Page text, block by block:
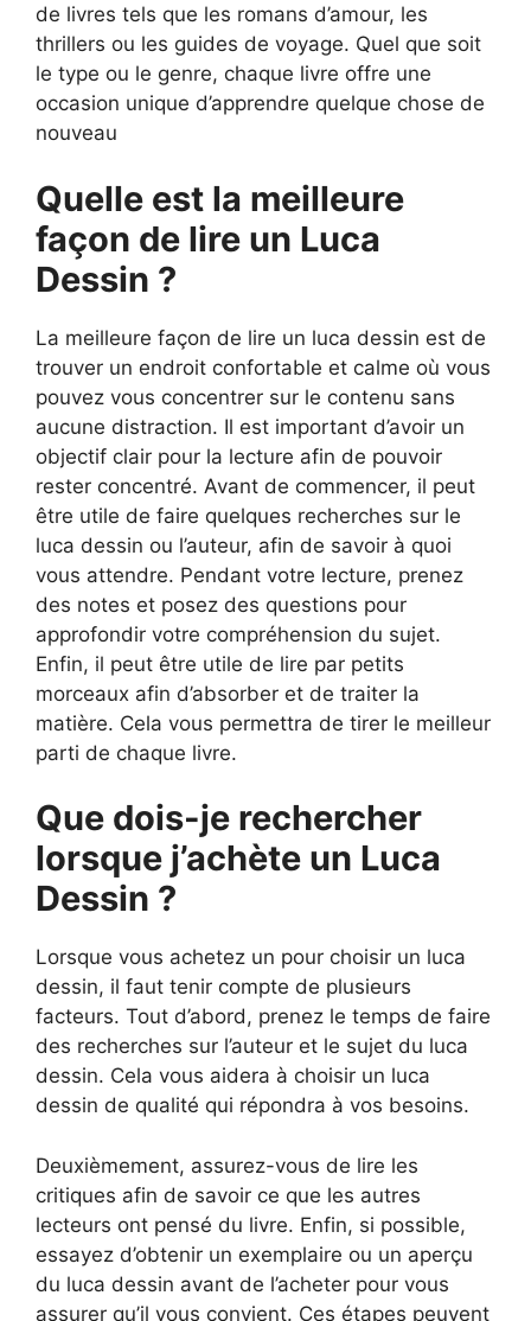
de livres tels que les romans d’amour, les
thrillers ou les guides de voyage. Quel que soit
le type ou le genre, chaque livre offre une
occasion unique d’apprendre quelque chose de
nouveau
Quelle est la meilleure
façon de lire un Luca
Dessin ?
La meilleure façon de lire un luca dessin est de
trouver un endroit confortable et calme où vous
pouvez vous concentrer sur le contenu sans
aucune distraction. Il est important d’avoir un
objectif clair pour la lecture afin de pouvoir
rester concentré. Avant de commencer, il peut
être utile de faire quelques recherches sur le
luca dessin ou l’auteur, afin de savoir à quoi
vous attendre. Pendant votre lecture, prenez
des notes et posez des questions pour
approfondir votre compréhension du sujet.
Enfin, il peut être utile de lire par petits
morceaux afin d’absorber et de traiter la
matière. Cela vous permettra de tirer le meilleur
parti de chaque livre.
Que dois-je rechercher
lorsque j’achète un Luca
Dessin ?
Lorsque vous achetez un pour choisir un luca
dessin, il faut tenir compte de plusieurs
facteurs. Tout d’abord, prenez le temps de faire
des recherches sur l’auteur et le sujet du luca
dessin. Cela vous aidera à choisir un luca
dessin de qualité qui répondra à vos besoins.
Deuxièmement, assurez-vous de lire les
critiques afin de savoir ce que les autres
lecteurs ont pensé du livre. Enfin, si possible,
essayez d’obtenir un exemplaire ou un aperçu
du luca dessin avant de l’acheter pour vous
assurer qu’il vous convient. Ces étapes peuvent